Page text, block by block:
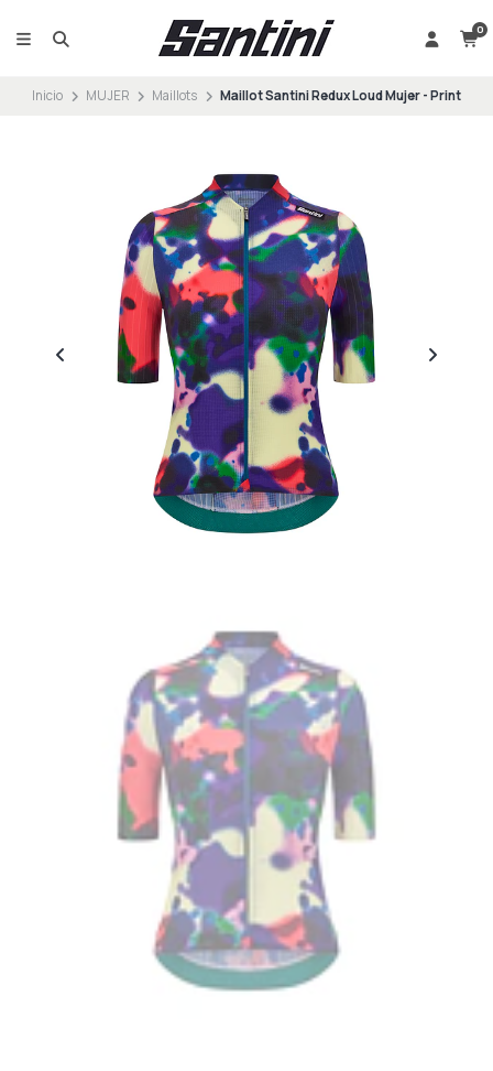
0
Inicio MUJER Maillots Maillot Santini Redux Loud Mujer - Print